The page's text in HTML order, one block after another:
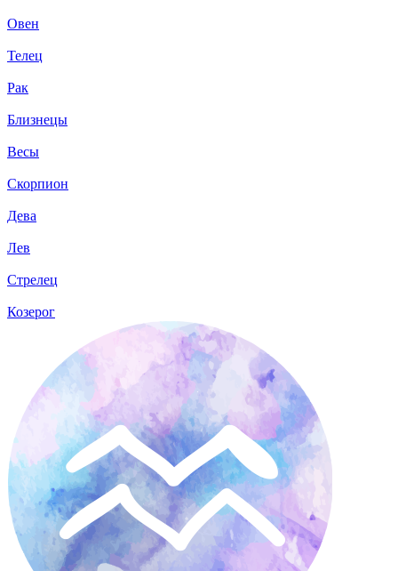
Овен
Телец
Рак
Близнецы
Весы
Скорпион
Дева
Лев
Стрелец
Козерог